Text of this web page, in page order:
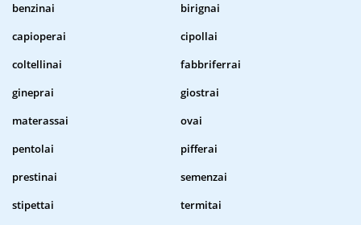
benzinai
birignai
capioperai
cipollai
coltellinai
fabbriferrai
gineprai
giostrai
materassai
ovai
pentolai
pifferai
prestinai
semenzai
stipettai
termitai